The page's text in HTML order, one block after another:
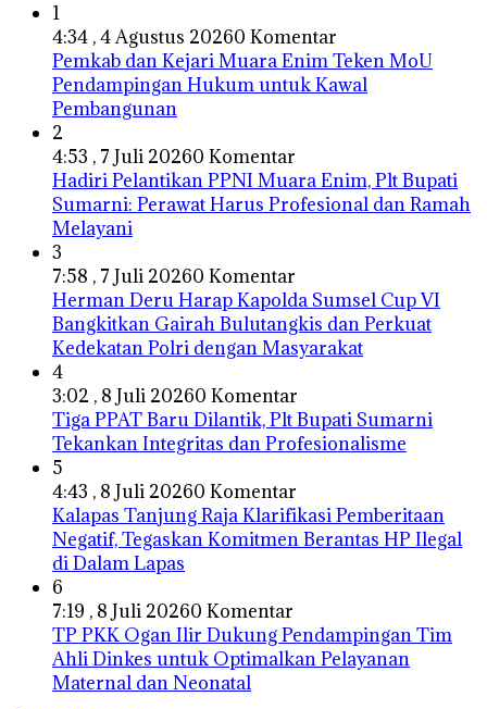
1
4:34 , 4 Agustus 20260 Komentar
Pemkab dan Kejari Muara Enim Teken MoU
Pendampingan Hukum untuk Kawal
Pembangunan
2
4:53 , 7 Juli 20260 Komentar
Hadiri Pelantikan PPNI Muara Enim, Plt Bupati
Sumarni: Perawat Harus Profesional dan Ramah
Melayani
3
7:58 , 7 Juli 20260 Komentar
Herman Deru Harap Kapolda Sumsel Cup VI
Bangkitkan Gairah Bulutangkis dan Perkuat
Kedekatan Polri dengan Masyarakat
4
3:02 , 8 Juli 20260 Komentar
Tiga PPAT Baru Dilantik, Plt Bupati Sumarni
Tekankan Integritas dan Profesionalisme
5
4:43 , 8 Juli 20260 Komentar
Kalapas Tanjung Raja Klarifikasi Pemberitaan
Negatif, Tegaskan Komitmen Berantas HP Ilegal
di Dalam Lapas
6
7:19 , 8 Juli 20260 Komentar
TP PKK Ogan Ilir Dukung Pendampingan Tim
Ahli Dinkes untuk Optimalkan Pelayanan
Maternal dan Neonatal